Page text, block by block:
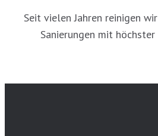
Seit vielen Jahren reinigen
Sanierungen mit